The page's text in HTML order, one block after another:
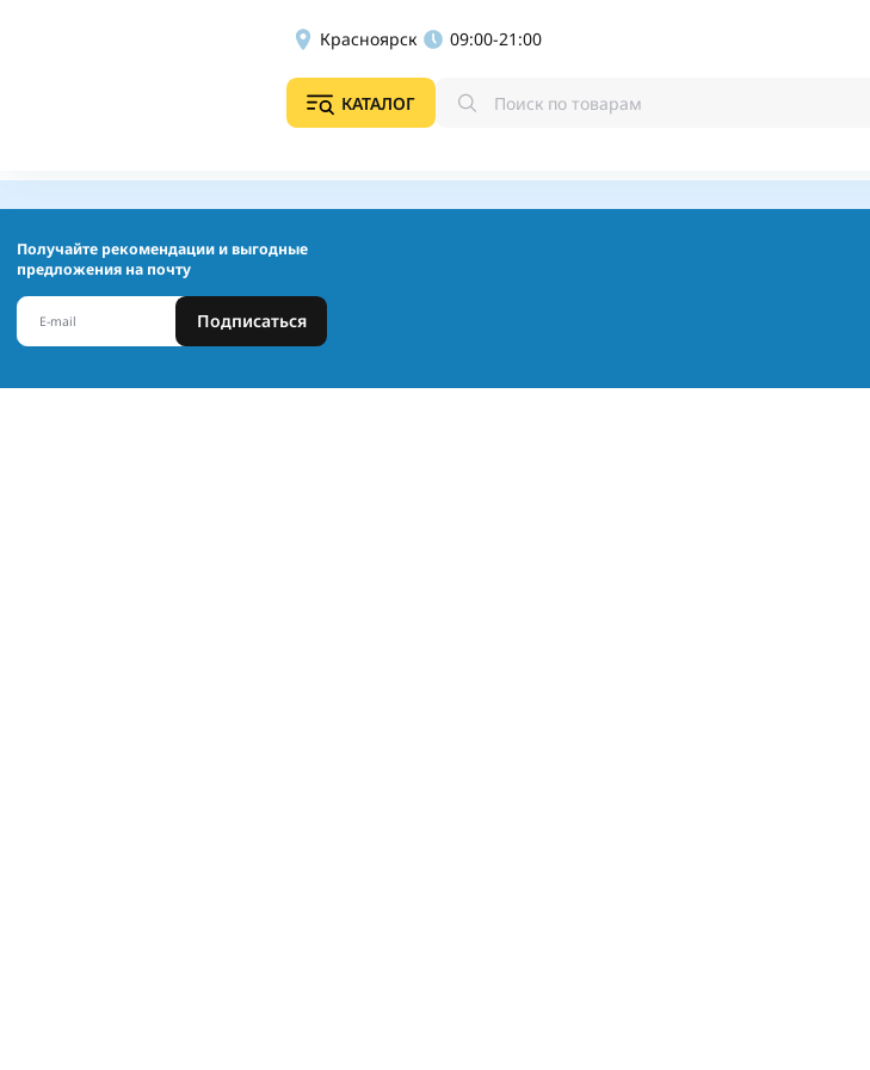
Красноярск 09:00-21:00
КАТАЛОГ
Получайте рекомендации и выгодные
предложения на почту
Подписаться